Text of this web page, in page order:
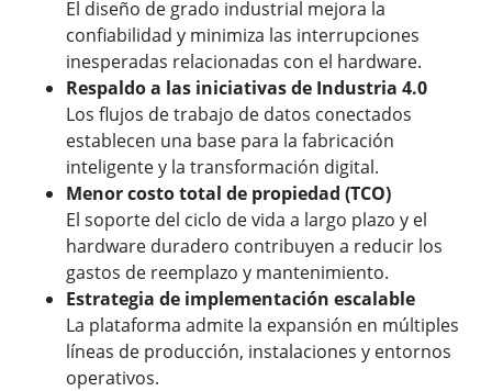
El diseño de grado industrial mejora la
confiabilidad y minimiza las interrupciones
inesperadas relacionadas con el hardware.
Respaldo a las iniciativas de Industria 4.0
Los flujos de trabajo de datos conectados
establecen una base para la fabricación
inteligente y la transformación digital.
Menor costo total de propiedad (TCO)
El soporte del ciclo de vida a largo plazo y el
hardware duradero contribuyen a reducir los
gastos de reemplazo y mantenimiento.
Estrategia de implementación escalable
La plataforma admite la expansión en múltiples
líneas de producción, instalaciones y entornos
operativos.